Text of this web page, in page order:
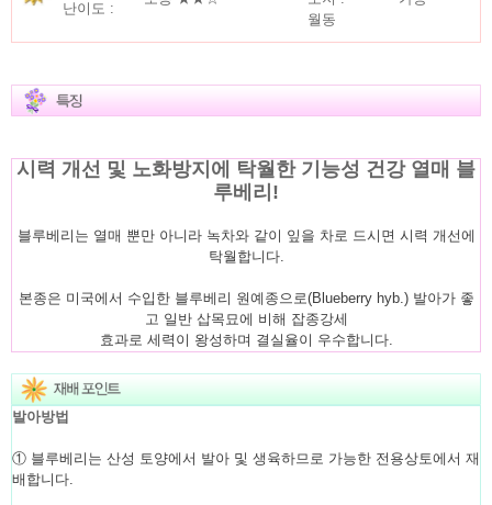
난이도 :
월동
시력 개선 및 노화방지에 탁월한 기능성 건강 열매 블
루베리!
블루베리는 열매 뿐만 아니라 녹차와 같이 잎을 차로 드시면 시력 개선에
탁월합니다.
본종은 미국에서 수입한 블루베리 원예종으로(Blueberry hyb.) 발아가 좋
고 일반 삽목묘에 비해 잡종강세
효과로 세력이 왕성하며 결실율이 우수합니다.
발아방법
① 블루베리는 산성 토양에서 발아 및 생육하므로 가능한 전용상토에서 재
배합니다.